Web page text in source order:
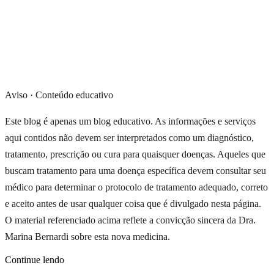
Aviso · Conteúdo educativo
Este blog é apenas um blog educativo. As informações e serviços
aqui contidos não devem ser interpretados como um diagnóstico,
tratamento, prescrição ou cura para quaisquer doenças. Aqueles que
buscam tratamento para uma doença específica devem consultar seu
médico para determinar o protocolo de tratamento adequado, correto
e aceito antes de usar qualquer coisa que é divulgado nesta página.
O material referenciado acima reflete a convicção sincera da Dra.
Marina Bernardi sobre esta nova medicina.
Continue lendo